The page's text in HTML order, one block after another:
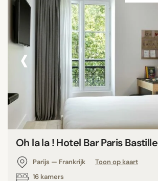
‹
Oh la la ! Hotel Bar Paris Bastille
Parijs — Frankrijk
Toon op kaart
16 kamers